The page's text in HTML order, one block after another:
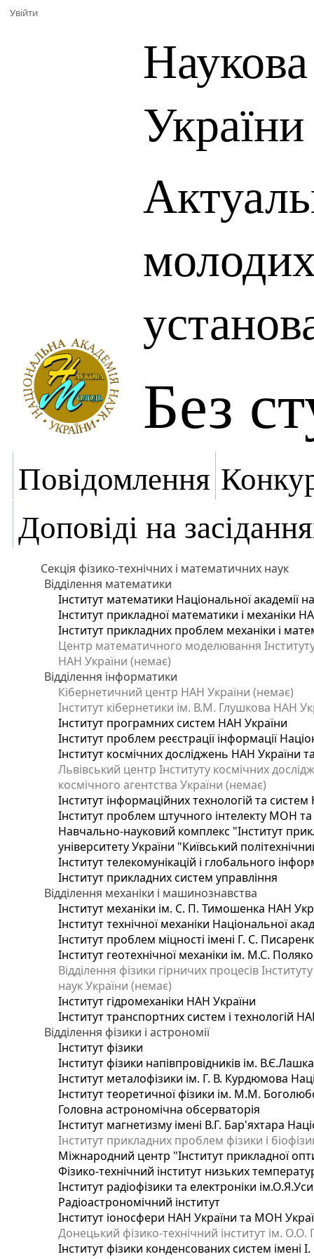
Увійти
України
Без
Повідомлення
Доповіді на
Секція фізико-технічних і математичних наук
Відділення математики
Інститут математики Національної академії
Інститут прикладної математики і механіки
Інститут прикладних проблем механіки і
Центр математичного моделювання
НАН України (немає)
Відділення інформатики
Кібернетичний центр НАН України (немає)
Інститут кібернетики ім. В.М. Глушкова НАН
Інститут програмних систем НАН України
Інститут проблем реєстрації інформації
Інститут космічних досліджень НАН України
Львівський центр Інституту космічних
космічного агентства України (немає)
Інститут інформаційних технологій та
Інститут проблем штучного інтелекту МОН
Навчально-науковий комплекс "Інститут
університету України "Київський
Інститут телекомунікацій і глобального
Інститут прикладних систем управління
Відділення механіки і машинознавства
Інститут механіки ім. С. П. Тимошенка НАН
Інститут технічної механіки Національної
Інститут проблем міцності імені Г. С.
Інститут геотехнічної механіки ім. М.С.
Відділення фізики гірничих процесів
наук України (немає)
Інститут гідромеханіки НАН України
Інститут транспортних систем і технологій
Відділення фізики і астрономії
Інститут фізики
Інститут фізики напівпровідників ім.
Інститут металофізики ім. Г. В. Курдюмова
Інститут теоретичної фізики ім. М.М.
Головна астрономічна обсерваторія
Інститут магнетизму імені В.Г. Бар'яхтара
Інститут прикладних проблем фізики і
Міжнародний центр "Інститут прикладної
Фізико-технічний інститут низьких
Інститут радіофізики та електроніки
Радіоастрономічний інститут
Інститут іоносфери НАН України та МОН
Донецький фізико-технічний інститут ім.
Інститут фізики конденсованих систем імені